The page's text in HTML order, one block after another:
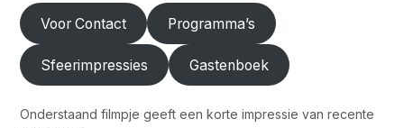
Voor Contact Programma’s
Sfeerimpressies Gastenboek
Onderstaand filmpje geeft een korte impressie van recente